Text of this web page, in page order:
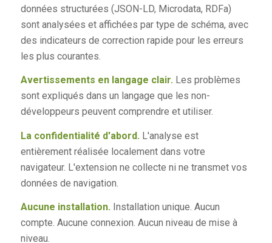
données structurées (JSON-LD, Microdata, RDFa)
sont analysées et affichées par type de schéma, avec
des indicateurs de correction rapide pour les erreurs
les plus courantes.
Avertissements en langage clair.Les problèmes
sont expliqués dans un langage que les non-
développeurs peuvent comprendre et utiliser.
La confidentialité d'abord.L'analyse est
entièrement réalisée localement dans votre
navigateur. L'extension ne collecte ni ne transmet vos
données de navigation.
Aucune installation.Installation unique. Aucun
compte. Aucune connexion. Aucun niveau de mise à
niveau.